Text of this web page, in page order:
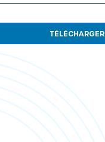
TÉLÉCHARGER